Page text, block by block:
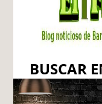
BUSCAR